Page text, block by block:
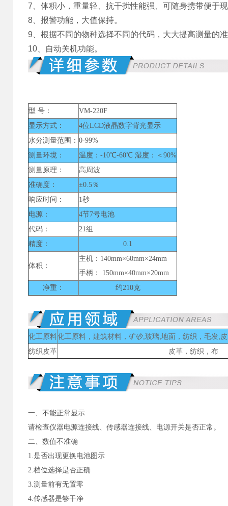
7、体积小，重量轻、抗干扰性能强、可随身携带便于
8、报警功能，大值保持。
9、根据不同的物种选择不同的代码，大大提高测量的
10、自动关机功能。
型 号：
VM-220F
显示方式：
4位LCD液晶数字背光显示
水分测量范围： 0-99%
测量环境：
温度：-10℃-60℃ 湿度：＜90%
测量原理：
高周波
准确度：
±0.5％
响应时间：
1秒
电源：
4节7号电池
代码：
21组
精度：
0.1
体积：
主机：140mm×60mm×24mm
手柄： 150mm×40mm×20mm
净重：
约210克
化工原料化工原料，建筑材料，矿砂,玻璃,地面，纺织，毛发,
纺织皮革
皮革，纺织，布
一、不能正常显示
请检查仪器电源连接线、传感器连接线、电源开关是否正常。
二、数值不准确
1.是否出现更换电池图示
2.档位选择是否正确
3.测量前有无置零
4.传感器是够干净